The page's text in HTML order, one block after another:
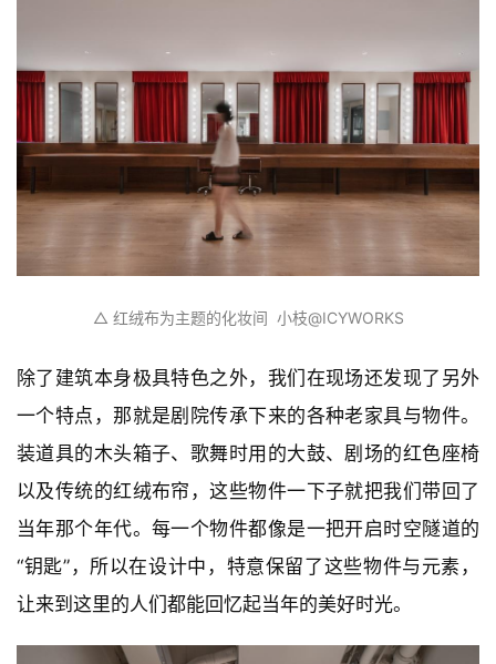
△ 首层 公共空间 小枝️@ICYWORKS
建筑的首层功能为：接待、剧场、咖啡休闲、化妆间。
踏进入口大门就来到了一个充满历史怀旧感的接待前厅
与公共空间。将原本的柱子与天花暴露，地面用水磨石
与水泥形成对比。部分空间将老剧场保留下来老物件重
新利用，也更加的体现出了新旧材料之间的传承与联